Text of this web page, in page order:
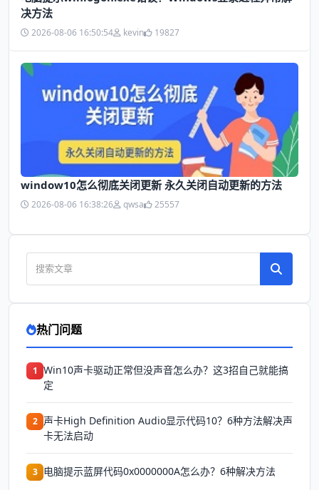
决方法
2026-08-06 16:50:54 kevin 19827
window10怎么彻底关闭更新 永久关闭自动更新的方法
2026-08-06 16:38:26 qwsa 25557
热门问题
1 Win10声卡驱动正常但没声音怎么办？这3招自己就能搞
定
2 声卡High Definition Audio显示代码10？6种方法解决声
卡无法启动
3 电脑提示蓝屏代码0x0000000A怎么办？6种解决方法